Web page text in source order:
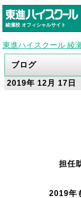
綾瀬校 オフィシャルサイト
東進ハイスクール 綾
ブログ
2019年 12月 17日
担任
2019年